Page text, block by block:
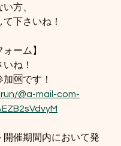
方、
下さいね！
ォーム】
ね！
🆗です！
@a-mail-com-
開催期間内において発